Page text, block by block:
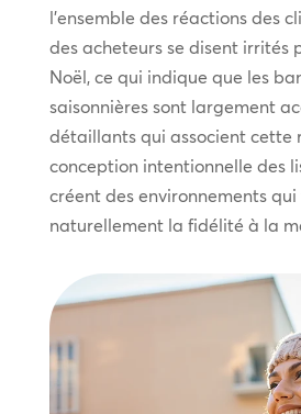
l’ensemble des réactions des
des acheteurs se disent irrités
Noël, ce qui indique que les
saisonnières sont largement
détaillants qui associent cette
conception intentionnelle des
créent des environnements
naturellement la fidélité à la